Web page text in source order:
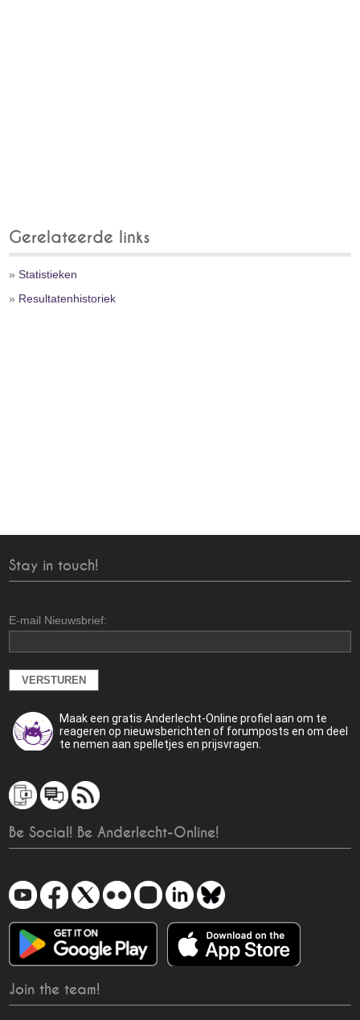
Gerelateerde links
»Statistieken
» Resultatenhistoriek
Stay in touch!
E-mail Nieuwsbrief:
Maak een gratis Anderlecht-Online profiel aan om te
reageren op nieuwsberichten of forumposts en om deel
te nemen aan spelletjes en prijsvragen.
Be Social! Be Anderlecht-Online!
Join the team!